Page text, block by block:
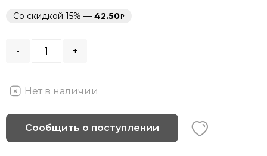
Со скидкой 15% — 42.50
- +
Нет в наличии
Сообщить о поступлении